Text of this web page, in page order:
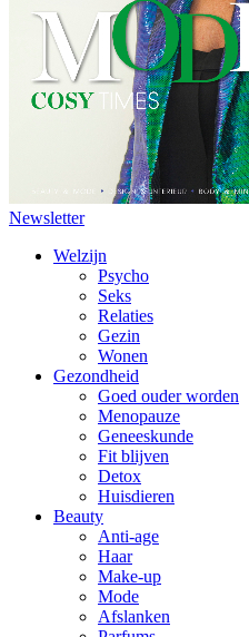
Newsletter
Welzijn
Psycho
Seks
Relaties
Gezin
Wonen
Gezondheid
Goed ouder worden
Menopauze
Geneeskunde
Fit blijven
Detox
Huisdieren
Beauty
Anti-age
Haar
Make-up
Mode
Afslanken